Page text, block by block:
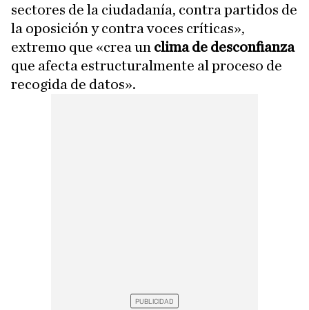
sectores de la ciudadanía, contra partidos de
la oposición y contra voces críticas»,
extremo que «crea un clima de desconfianza
que afecta estructuralmente al proceso de
recogida de datos».